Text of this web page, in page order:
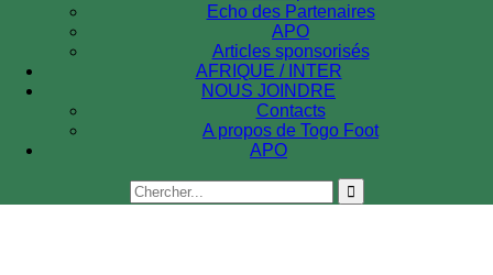
Echo des Partenaires
APO
Articles sponsorisés
AFRIQUE / INTER
NOUS JOINDRE
Contacts
A propos de Togo Foot
APO